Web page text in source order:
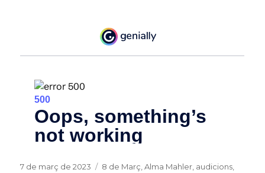
Posted
7 de març de 2023 Categories
8 de Març ,Alma Mahler audicions